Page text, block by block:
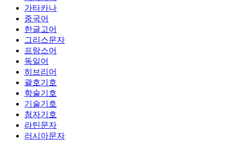
가타카나
중국어
한글고어
그리스문자
프랑스어
독일어
히브리어
괄호기호
학술기호
기술기호
첨자기호
라틴문자
러시아문자